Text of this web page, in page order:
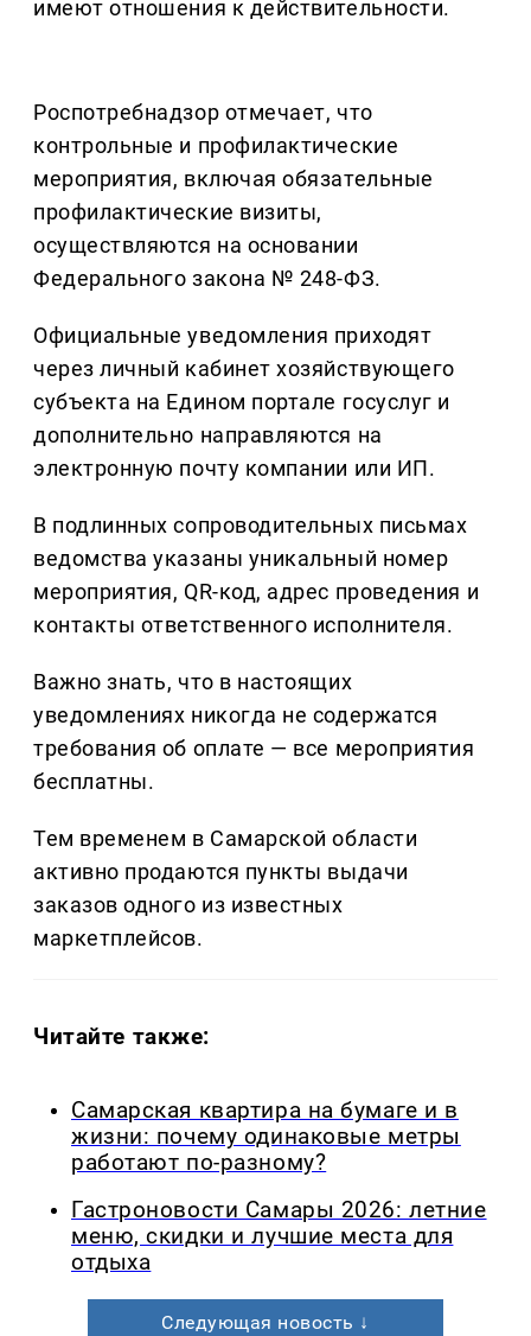
имеют отношения к действительности.
Роспотребнадзор отмечает, что
контрольные и профилактические
мероприятия, включая обязательные
профилактические визиты,
осуществляются на основании
Федерального закона № 248-ФЗ.
Официальные уведомления приходят
через личный кабинет хозяйствующего
субъекта на Едином портале госуслуг и
дополнительно направляются на
электронную почту компании или ИП.
В подлинных сопроводительных письмах
ведомства указаны уникальный номер
мероприятия, QR-код, адрес проведения и
контакты ответственного исполнителя.
Важно знать, что в настоящих
уведомлениях никогда не содержатся
требования об оплате — все мероприятия
бесплатны.
Тем временем в Самарской области
активно продаются пункты выдачи
заказов одного из известных
маркетплейсов.
Читайте также:
Самарская квартира на бумаге и в
жизни: почему одинаковые метры
работают по-разному?
Гастроновости Самары 2026: летние
меню, скидки и лучшие места для
отдыха
Следующая новость ↓